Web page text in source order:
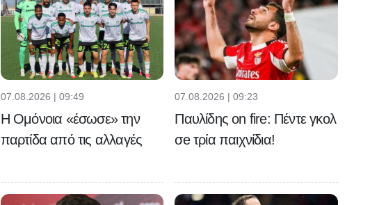
07.08.2026 | 09:49
Η Ομόνοια «έσωσε» την
παρτίδα από τις αλλαγές
07.08.2026 | 09:23
Παυλίδης on fire: Πέντε γκολ
σe τρία παιχνίδια!